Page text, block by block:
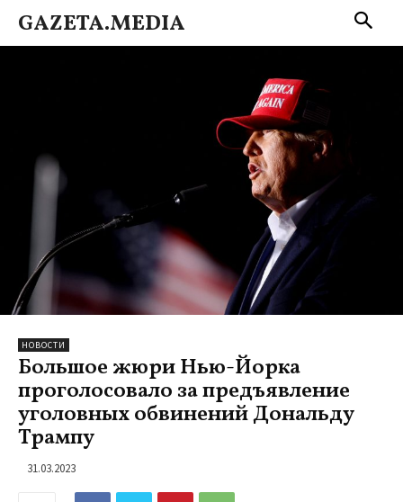
GAZETA.MEDIA
НОВОСТИ
Большое жюри Нью-Йорка
проголосовало за предъявление
уголовных обвинений Дональду
Трампу
31.03.2023